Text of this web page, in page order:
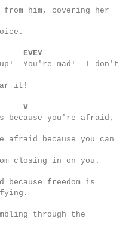
from him, covering her
EVEY
You're mad!
I don't
it!
V
because you're afraid,
afraid because you can
closing in on you.
because freedom is
through the